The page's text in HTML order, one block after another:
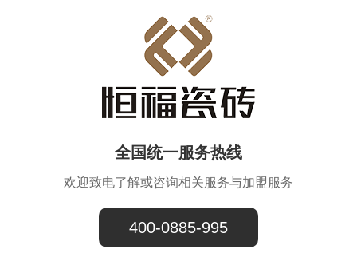
全国统一服务热线
欢迎致电了解或咨询相关服务与加盟服务
400-0885-995